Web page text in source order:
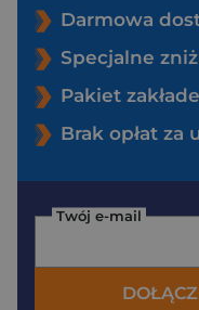
Darmowa
Specjalne
Pakiet
Brak opłat za
Twój e-mail